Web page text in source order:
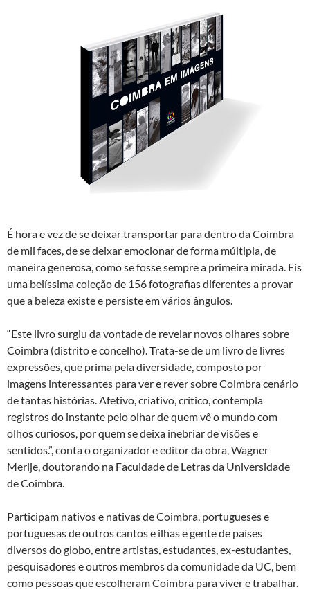
É hora e vez de se deixar transportar para dentro da Coimbra
de mil faces, de se deixar emocionar de forma múltipla, de
maneira generosa, como se fosse sempre a primeira mirada. Eis
uma belíssima coleção de 156 fotografias diferentes a provar
que a beleza existe e persiste em vários ângulos.
“Este livro surgiu da vontade de revelar novos olhares sobre
Coimbra (distrito e concelho). Trata-se de um livro de livres
expressões, que prima pela diversidade, composto por
imagens interessantes para ver e rever sobre Coimbra cenário
de tantas histórias. Afetivo, criativo, crítico, contempla
registros do instante pelo olhar de quem vê o mundo com
olhos curiosos, por quem se deixa inebriar de visões e
sentidos.”, conta o organizador e editor da obra, Wagner
Merije, doutorando na Faculdade de Letras da Universidade
de Coimbra.
Participam nativos e nativas de Coimbra, portugueses e
portuguesas de outros cantos e ilhas e gente de países
diversos do globo, entre artistas, estudantes, ex-estudantes,
pesquisadores e outros membros da comunidade da UC, bem
como pessoas que escolheram Coimbra para viver e trabalhar.